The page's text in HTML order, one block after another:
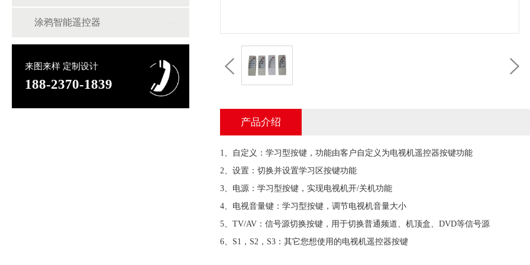
涂鸦智能遥控器
来图来样 定制设计
188-2370-1839
产品介绍
1、自定义：学习型按键，功能由客户自定义为电视机遥控器按键功能
2、设置：切换并设置学习区按键功能
3、电源：学习型按键，实现电视机开/关机功能
4、电视音量键：学习型按键，调节电视机音量大小
5、TV/AV：信号源切换按键，用于切换普通频道、机顶盒、DVD等信号源
6、S1，S2，S3：其它您想使用的电视机遥控器按键